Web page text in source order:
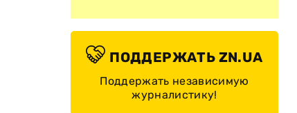
ПОДДЕРЖАТЬ ZN.UA
Поддержать независимую
журналистику!